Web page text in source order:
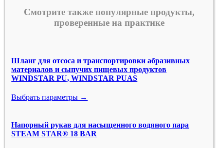
Смотрите также популярные продукты,
проверенные на практике
Шланг для отсоса и транспортировки абразивных
материалов и сыпучих пищевых продуктов
WINDSTAR PU, WINDSTAR PUAS
Выбрать параметры →
Напорный рукав для насыщенного водяного пара
STEAM STAR® 18 BAR